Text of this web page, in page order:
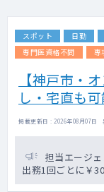
スポット 日勤
専門医資格不問
専
【神戸市・
し・宅直も
掲載更新日 : 2026年08月07日
担当エージェ
出務1回ごとに￥